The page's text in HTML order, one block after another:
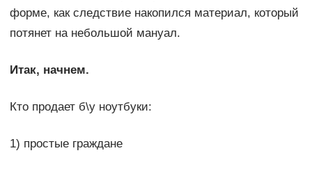
форме, как следствие накопился материал, который
потянет на небольшой мануал.
Итак, начнем.
Кто продает б\у ноутбуки:
1) простые граждане